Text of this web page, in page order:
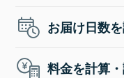
お届け日数
料金を計算